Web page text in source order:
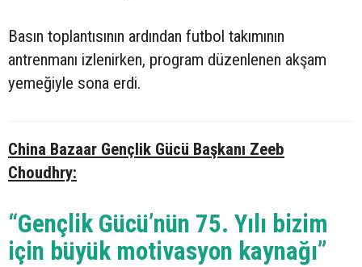
Basın toplantısının ardından futbol takımının
antrenmanı izlenirken, program düzenlenen akşam
yemeğiyle sona erdi.
China Bazaar Gençlik Gücü Başkanı Zeeb
Choudhry:
“Gençlik Gücü’nün 75. Yılı bizim
için büyük motivasyon kaynağı”